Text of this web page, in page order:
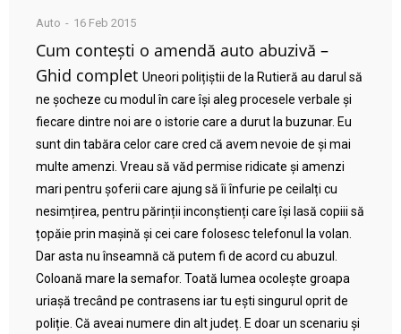
Auto 16 Feb 2015
Cum contești o amendă auto abuzivă –
Ghid complet Uneori polițiștii de la Rutieră au darul să
ne șocheze cu modul în care își aleg procesele verbale și
fiecare dintre noi are o istorie care a durut la buzunar. Eu
sunt din tabăra celor care cred că avem nevoie de și mai
multe amenzi. Vreau să văd permise ridicate și amenzi
mari pentru șoferii care ajung să îi înfurie pe ceilalți cu
nesimțirea, pentru părinții inconștienți care își lasă copiii să
țopăie prin mașină și cei care folosesc telefonul la volan.
Dar asta nu înseamnă că putem fi de acord cu abuzul.
Coloană mare la semafor. Toată lumea ocolește groapa
uriașă trecând pe contrasens iar tu ești singurul oprit de
poliție. Că aveai numere din alt județ. E doar un scenariu și